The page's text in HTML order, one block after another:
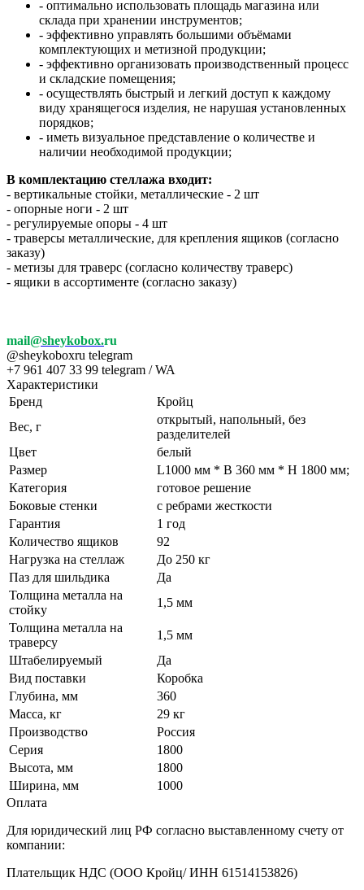
- оптимально использовать площадь магазина или
склада при хранении инструментов;
- эффективно управлять большими объёмами
комплектующих и метизной продукции;
- эффективно организовать производственный процесс
и складские помещения;
- осуществлять быстрый и легкий доступ к каждому
виду хранящегося изделия, не нарушая установленных
порядков;
- иметь визуальное представление о количестве и
наличии необходимой продукции;
В комплектацию стеллажа входит:
- вертикальные стойки, металлические - 2 шт
- опорные ноги - 2 шт
- регулируемые опоры - 4 шт
- траверсы металлические, для крепления ящиков (согласно
заказу)
- метизы для траверс (согласно количеству траверс)
- ящики в ассортименте (согласно заказу)
mail@sheykobox.ru
@sheykoboxru telegram
+7 961 407 33 99 telegram / WA
Характеристики
Бренд
Кройц
Вес, г
открытый, напольный, без
разделителей
Цвет
белый
Размер
L1000 мм * B 360 мм * H 1800 мм;
Категория
готовое решение
Боковые стенки
с ребрами жесткости
Гарантия
1 год
Количество ящиков
92
Нагрузка на стеллаж
До 250 кг
Паз для шильдика
Да
Толщина металла на
стойку
1,5 мм
Толщина металла на
траверсу
1,5 мм
Штабелируемый
Да
Вид поставки
Коробка
Глубина, мм
360
Масса, кг
29 кг
Производство
Россия
Серия
1800
Высота, мм
1800
Ширина, мм
1000
Оплата
Для юридический лиц РФ согласно выставленному счету от
компании:
Плательщик НДС (ООО Кройц/ ИНН 61514153826)